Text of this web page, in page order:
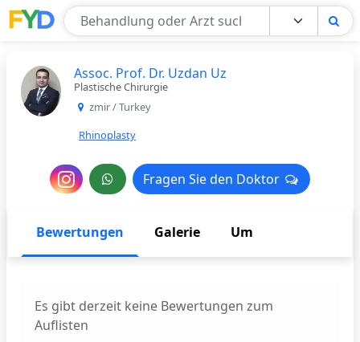
Find Your Doctor
Assoc. Prof. Dr. Uzdan Uz
Plastische Chirurgie
zmir / Turkey
Rhinoplasty
Nachricht
den
Arzt
Fragen Sie den Doktor
Fragen Sie den Doktor
Bewertungen Galerie Um
Es gibt derzeit keine Bewertungen zum
Auflisten